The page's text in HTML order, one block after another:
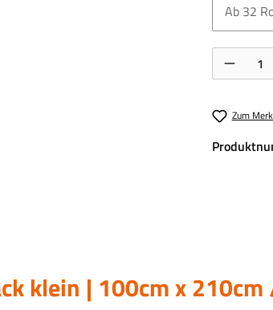
Ab 32
Produkt
Zum
klein | 100cm x 210cm